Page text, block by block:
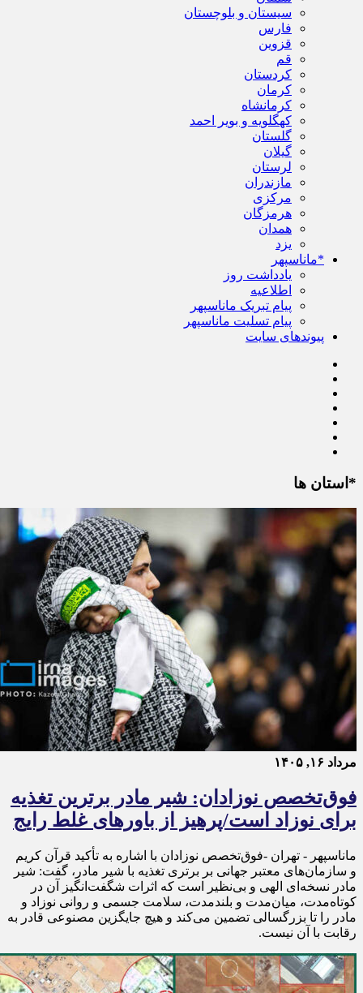
سیستان و بلوچستان
فارس
قزوین
قم
کردستان
کرمان
کرمانشاه
کهگلویه و بویر احمد
گلستان
گیلان
لرستان
مازندران
مرکزی
هرمزگان
همدان
یزد
*ماناسپهر
یادداشت روز
اطلاعیه
پیام تبریک ماناسپهر
پیام تسلیت ماناسپهر
پیوندهای سایت
*استان ها
مرداد ۱۶, ۱۴۰۵
فوق‌تخصص نوزادان: شیر مادر برترین تغذیه
برای نوزاد است/پرهیز از باورهای غلط رایج
ماناسپهر - تهران -فوق‌تخصص نوزادان با اشاره به تأکید قرآن کریم
و سازمان‌های معتبر جهانی بر برتری تغذیه با شیر مادر، گفت: شیر
مادر نسخه‌ای الهی و بی‌نظیر است که اثرات شگفت‌انگیز آن در
کوتاه‌مدت، میان‌مدت و بلندمدت، سلامت جسمی و روانی نوزاد و
مادر را تا بزرگسالی تضمین می‌کند و هیچ جایگزین مصنوعی قادر به
رقابت با آن نیست.